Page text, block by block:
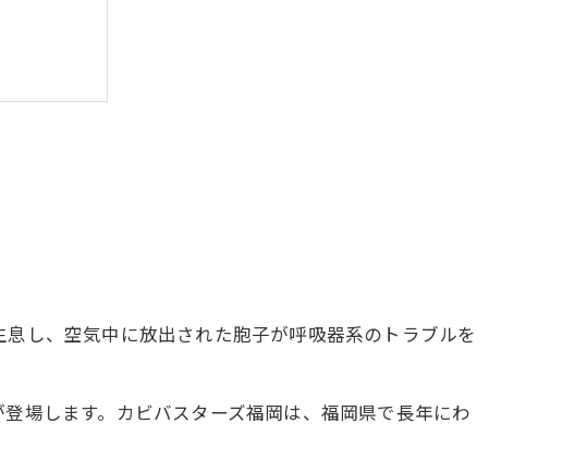
し、空気中に放出された胞子が呼吸器系のトラブルを
場します。カビバスターズ福岡は、福岡県で長年にわ